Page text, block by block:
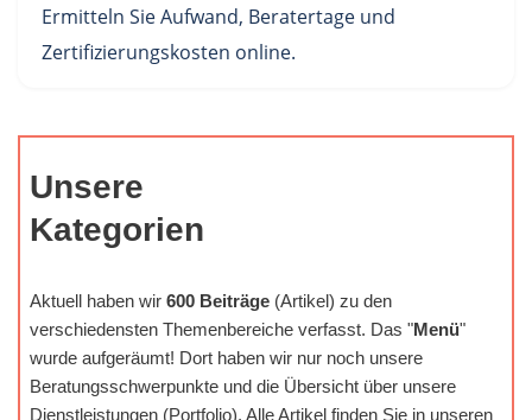
Ermitteln Sie Aufwand, Beratertage und
Zertifizierungskosten online.
Unsere
Kategorien
Aktuell haben wir 600 Beiträge (Artikel) zu den
verschiedensten Themenbereiche verfasst. Das "Menü"
wurde aufgeräumt! Dort haben wir nur noch unsere
Beratungsschwerpunkte und die Übersicht über unsere
Dienstleistungen (Portfolio). Alle Artikel finden Sie in unseren